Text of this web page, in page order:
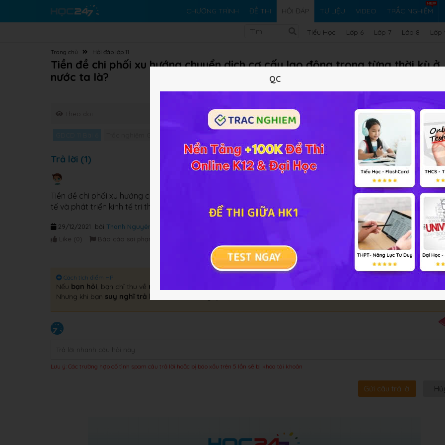
CHƯƠNG TRÌNH ĐỀ THI HỎI ĐÁP TƯ LIỆU VIDEO TRẮC NGHIỆM
Tiểu Học Lớp 6 Lớp 7 Lớp 8 Lớp
Trang chủ Hỏi đáp lớp 11
Tiền đề chi phối xu hướng chuyển dịch cơ cấu lao động trong từng thời kỳ ở
nước ta là?
Theo dõi
Trả lời (1)
Tiền đề chi phối xu hướng chuyển dịch cơ cấu lao động trong từng thời kỳ ở nước ta là chuyển dịch cơ cấu
tế và phát triển kinh tế tri thức.
bởi Thanh Nguyên
29/12/2021
Like (0) Báo cáo sai phạm
Cách tích điểm HP
Nếu bạn hỏi, bạn chỉ thu về một câu trả lời
Nhưng khi bạn suy nghĩ trả lời
Lưu ý: Các trường hợp cố tình spam câu trả lời hoặc bị báo xấu trên 5 lần sẽ bị khóa tài khoản
Gửi câu trả lời
QC